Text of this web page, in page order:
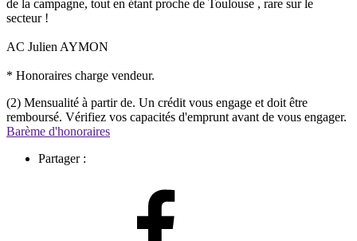
de la campagne, tout en étant proche de Toulouse , rare sur le
secteur !
AC Julien AYMON
* Honoraires charge vendeur.
(2) Mensualité à partir de. Un crédit vous engage et doit être
remboursé. Vérifiez vos capacités d'emprunt avant de vous engager.
Barème d'honoraires
Partager :